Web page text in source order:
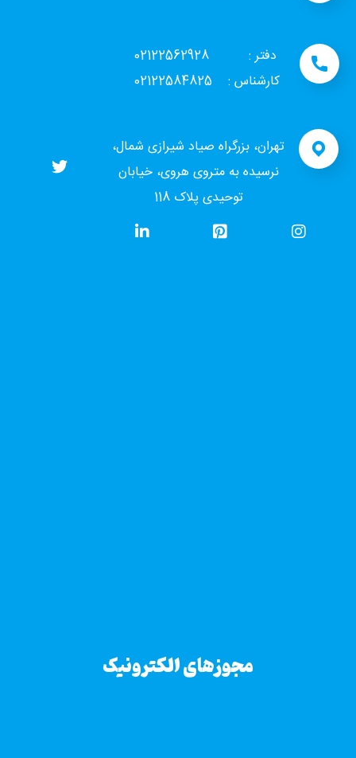
دفتر : 02122562928
کارشناس : 02122584825
تهران، بزرگراه صیاد شیرازی شمال،
نرسیده به متروی هروی، خیابان
توحیدی پلاک 118
مجوزهای الکترونیک